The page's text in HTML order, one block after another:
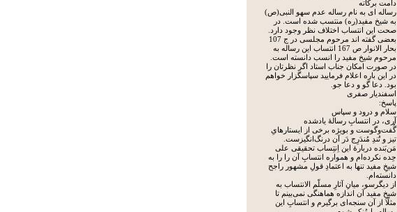
دامت برکاته
رساله ای به نام رساله عدم سهو النبی(ص)
به شیخ مفید(ره) منتسب شده است. در
صحت این انتساب اختلاف نظر وجود دارد.
بعضی گفته اند مرحوم مجلسی در ج 107
بحار الانوار ص 167 انتساب این رساله به
مرحوم شیخ مفید را انسب دانسته است.
در صورت امکان جناب استاد اگر نظرتان را
در این باره اعلام فرمایید سپاسگزار خواهم
بود. دعا گو و دعا جو.
اسفندیار صفری
پاسخ:
سلام و درود و سپاس
آری، در انتسابِ رسالۀ یادشده
گُفت‌وگوست و بویژه برخی از ایستارهایِ
تیز و تُندِ مُندَرِج دَر آن درنگ‌انگیزست.
مَن‌بَنده دربارۀ این اِنتِساب تحقیقی علی
حِده نکرده‌ام و همواره انتسابِ آن را را به
شیخِ مفید تنها به اعتمادِ قولِ مشهور راجح
دانسته‌ام.
از دیگرسو، میانِ آثارِ مسلّم الانتساب به
شیخِ مفید آن اندازه هماهنگی نمی‌بینم تا
مثلًا از آن سنجه‌ای برگیرم و انتسابِ این